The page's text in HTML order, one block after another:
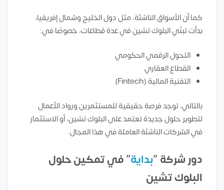
كما أن الأسواق الناشئة، مثل دول الخليج وشمال إفريقيا،
بدأت تبنّي البلوك تشين في عدة قطاعات، خصوصًا في:
التحول الرقمي الحكومي
القطاع العقاري
التقنية المالية (Fintech)
بالتالي، توجد فرصة حقيقية للمستثمرين ورواد الأعمال
لتطوير حلول جديدة تعتمد على البلوك تشين، أو الاستثمار
في الشركات الناشئة العاملة في هذا المجال.
دور شركة “بداية” في تمكين حلول
البلوك تشين